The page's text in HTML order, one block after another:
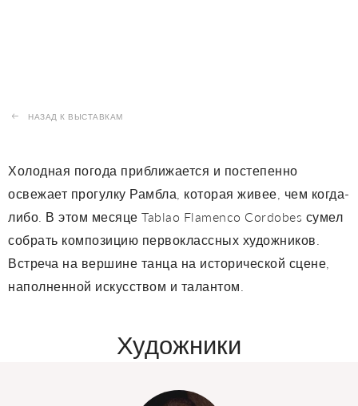
НАЗАД К ВЫСТАВКАМ
Холодная погода приближается и постепенно
освежает прогулку Рамбла, которая живее, чем когда-
либо. В этом месяце Tablao Flamenco Cordobes сумел
собрать композицию первоклассных художников.
Встреча на вершине танца на исторической сцене,
наполненной искусством и талантом.
Художники